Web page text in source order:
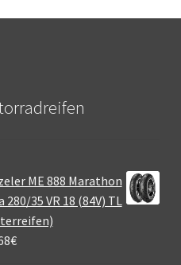
ME 888 Marathon
280/35 VR 18 (84V) TL
€